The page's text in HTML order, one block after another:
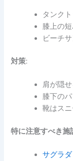
タンク
膝上の
ビーチ
対策:
肩が隠
膝下の
靴はス
特に注意すべき施
サグラ